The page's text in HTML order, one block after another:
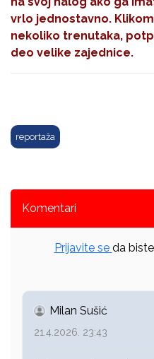
vrlo jednostavno.
nekoliko trenutaka,
deo velike zajednice.
reportaža
Komentari
Prijavite se da
Milan Sušić
21.4.2026. 23:43